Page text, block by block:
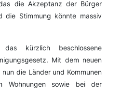
die Akzeptanz der Bürger
die Stimmung könnte massiv
kürzlich beschlossene
Mit dem neuen
die Länder und Kommunen
Wohnungen sowie bei der